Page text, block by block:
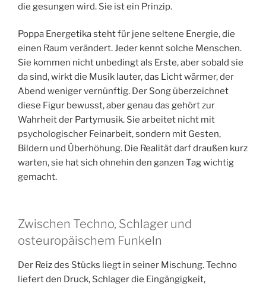
die gesungen wird. Sie ist ein Prinzip.
Poppa Energetika steht für jene seltene Energie, die
einen Raum verändert. Jeder kennt solche Menschen.
Sie kommen nicht unbedingt als Erste, aber sobald sie
da sind, wirkt die Musik lauter, das Licht wärmer, der
Abend weniger vernünftig. Der Song überzeichnet
diese Figur bewusst, aber genau das gehört zur
Wahrheit der Partymusik. Sie arbeitet nicht mit
psychologischer Feinarbeit, sondern mit Gesten,
Bildern und Überhöhung. Die Realität darf draußen kurz
warten, sie hat sich ohnehin den ganzen Tag wichtig
gemacht.
Zwischen Techno, Schlager und
osteuropäischem Funkeln
Der Reiz des Stücks liegt in seiner Mischung. Techno
liefert den Druck, Schlager die Eingängigkeit,